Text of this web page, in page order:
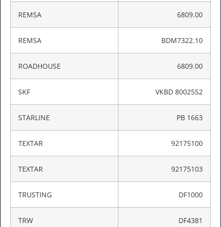
REMSA 6809.00
REMSA BDM7322.10
ROADHOUSE 6809.00
SKF VKBD 80025S2
STARLINE PB 1663
TEXTAR 92175100
TEXTAR 92175103
TRUSTING DF1000
TRW DF4381